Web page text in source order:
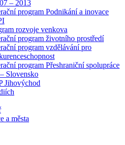
– 2013
program Podnikání a inovace
rozvoje venkova
program životního prostředí
program vzdělávání pro
program Přeshraniční spolupráce
Slovensko
Jihovýchod
a města